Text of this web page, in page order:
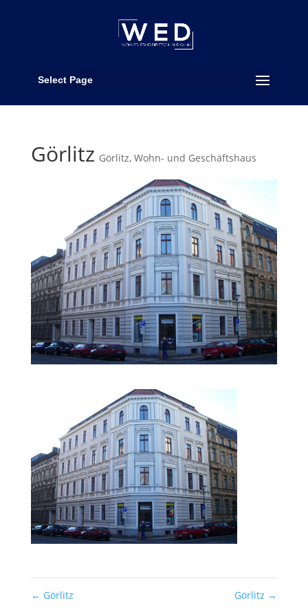
Select Page
Görlitz Görlitz, Wohn- und Geschäftshaus
← Görlitz Görlitz →